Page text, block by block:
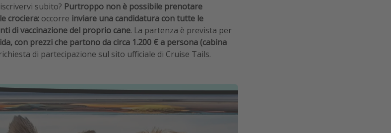
subito? Purtroppo non è possibile prenotare
crociera: occorre inviare una candidatura con tutte le
di vaccinazione del proprio cane. La partenza è prevista per
con prezzi che partono da circa 1.200 € a persona (cabina
di partecipazione sul sito ufficiale di Cruise Tails.